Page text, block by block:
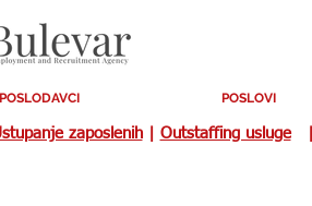
POSLODAVCI POSLOVI
zaposlenih| Outstaffing usluge|